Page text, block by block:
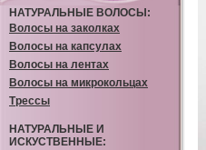
НАТУРАЛЬНЫЕ ВОЛОСЫ:
Волосы на заколках
Волосы на капсулах
Волосы на лентах
Волосы на микрокольцах
Трессы
НАТУРАЛЬНЫЕ И
ИСКУСТВЕННЫЕ: